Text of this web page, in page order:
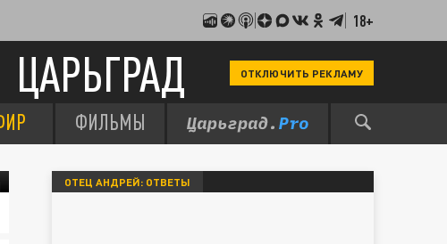
18+
ЦАРЬГРАД ОТКЛЮЧИТЬ РЕКЛАМУ
ФИЛЬМЫ
ОТЕЦ АНДРЕЙ: ОТВЕТЫ